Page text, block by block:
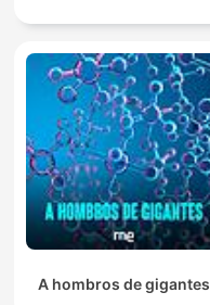
A hombros de gigantes